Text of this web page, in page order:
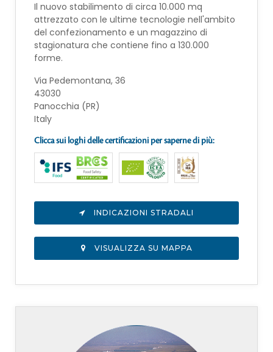
Il nuovo stabilimento di circa 10.000 mq
attrezzato con le ultime tecnologie nell'ambito
del confezionamento e un magazzino di
stagionatura che contiene fino a 130.000
forme.
Via Pedemontana, 36
43030
Panocchia (PR)
Italy
Clicca sui loghi delle certificazioni per saperne di più:
INDICAZIONI STRADALI
VISUALIZZA SU MAPPA